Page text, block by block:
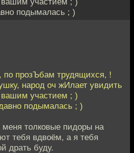
подымалась ; )
прозЪбам трудящихся, !
народ оч жИлает увидить
вашим участием ; )
подымалась ; )
толковые пидоры на
тебя вдвоём, а я тебя
драть буду.